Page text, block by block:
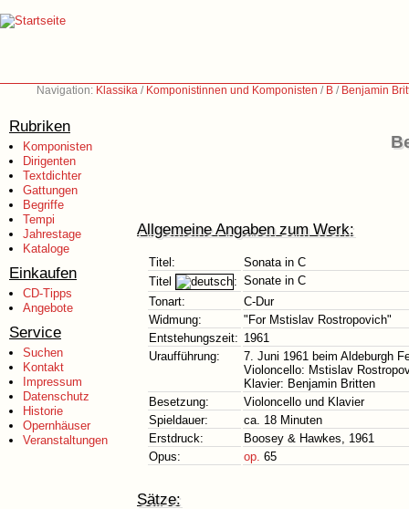
Navigation: Klassika / Komponistinnen und Komponisten / B / Benjamin
Rubriken
Komponisten
Dirigenten
Textdichter
Gattungen
Begriffe
Tempi
Jahrestage
Kataloge
Einkaufen
CD-Tipps
Angebote
Service
Suchen
Kontakt
Impressum
Datenschutz
Historie
Opernhäuser
Veranstaltungen
Allgemeine Angaben zum Werk:
Titel:
Sonata in C
Titel
: Sonate in C
Tonart:
C-Dur
Widmung:
"For Mstislav Rostropovich"
Entstehungszeit: 1961
Uraufführung:
7. Juni 1961 beim Aldeburgh
Violoncello: Mstislav
Klavier: Benjamin Britten
Besetzung:
Violoncello und Klavier
Spieldauer:
ca. 18 Minuten
Erstdruck:
Boosey & Hawkes, 1961
Opus:
op. 65
Sätze: